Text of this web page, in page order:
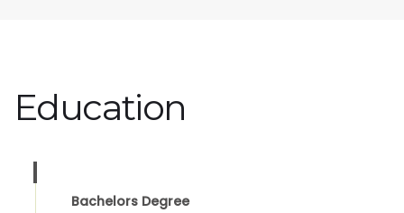
Education
Bachelors Degree